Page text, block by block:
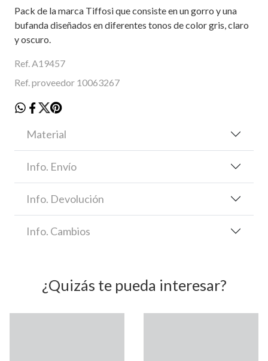
Pack de la marca Tiffosi que consiste en un gorro y una
bufanda diseñados en diferentes tonos de color gris, claro
y oscuro.
Ref. A19457
Ref. proveedor 10063267
Material
Info. Envío
Info. Devolución
Info. Cambios
¿Quizás te pueda interesar?